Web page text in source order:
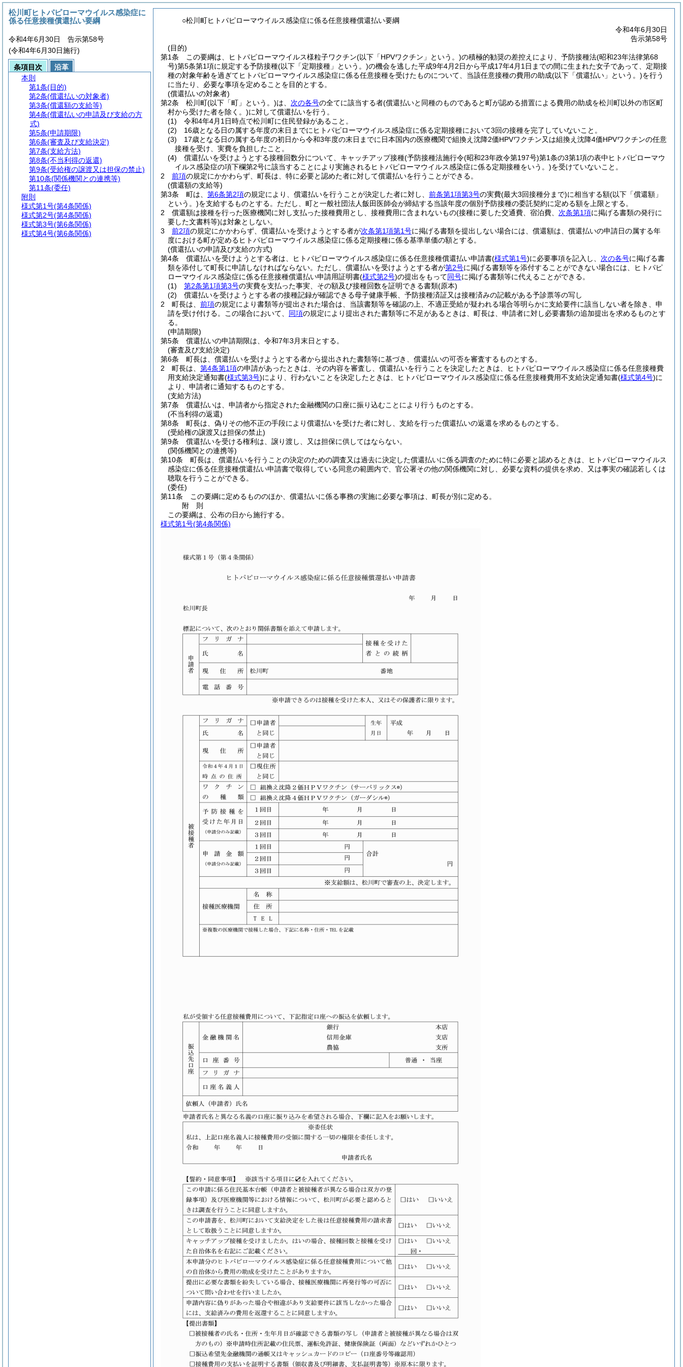
○松川町ヒトパピローマウイルス感染症に係る任意接種償還払い要綱
令和4年6月30日
告示第58号
(目的)
第1条
この要綱は、ヒトパピローマウイルス様粒子ワクチン(以下「HPVワクチン」という。)の積極的勧奨の差控えにより、予防接種法(昭和23年法律第68
号)第5条第1項に規定する予防接種(以下「定期接種」という。)の機会を逃した平成9年4月2日から平成17年4月1日までの間に生まれた女子であって、定期接
種の対象年齢を過ぎてヒトパピローマウイルス感染症に係る任意接種を受けたものについて、当該任意接種の費用の助成(以下「償還払い」という。)を行う
に当たり、必要な事項を定めることを目的とする。
(償還払いの対象者)
第2条
松川町(以下「町」という。)は、 次の各号の全てに該当する者(償還払いと同種のものであると町が認める措置による費用の助成を松川町以外の市区町
村から受けた者を除く。)に対して償還払いを行う。
(1)
令和4年4月1日時点で松川町に住民登録があること。
(2)
16歳となる日の属する年度の末日までにヒトパピローマウイルス感染症に係る定期接種において3回の接種を完了していないこと。
(3)
17歳となる日の属する年度の初日から令和3年度の末日までに日本国内の医療機関で組換え沈降2価HPVワクチン又は組換え沈降4価HPVワクチンの任意
接種を受け、実費を負担したこと。
(4)
償還払いを受けようとする接種回数分について、キャッチアップ接種(予防接種法施行令(昭和23年政令第197号)第1条の3第1項の表中ヒトパピローマウ
イルス感染症の項下欄第2号に該当することにより実施されるヒトパピローマウイルス感染症に係る定期接種をいう。)を受けていないこと。
2
前項の規定にかかわらず、町長は、特に必要と認めた者に対して償還払いを行うことができる。
(償還額の支給等)
第3条
町は、 第6条第2項の規定により、償還払いを行うことが決定した者に対し、 前条第1項第3号の実費(最大3回接種分まで)に相当する額(以下「償還額」
という。)を支給するものとする。 ただし、町と一般社団法人飯田医師会が締結する当該年度の個別予防接種の委託契約に定める額を上限とする。
2
償還額は接種を行った医療機関に対し支払った接種費用とし、接種費用に含まれないもの(接種に要した交通費、宿泊費、 次条第1項に掲げる書類の発行に
要した文書料等)は対象としない。
3
前2項の規定にかかわらず、償還払いを受けようとする者が次条第1項第1号に掲げる書類を提出しない場合には、償還額は、償還払いの申請日の属する年
度における町が定めるヒトパピローマウイルス感染症に係る定期接種に係る基準単価の額とする。
(償還払いの申請及び支給の方式)
第4条
償還払いを受けようとする者は、ヒトパピローマウイルス感染症に係る任意接種償還払い申請書(様式第1号)に必要事項を記入し、 次の各号に掲げる書
類を添付して町長に申請しなければならない。 ただし、償還払いを受けようとする者が第2号に掲げる書類等を添付することができない場合には、ヒトパピ
ローマウイルス感染症に係る任意接種償還払い申請用証明書(様式第2号)の提出をもって同号に掲げる書類等に代えることができる。
(1)
第2条第1項第3号の実費を支払った事実、その額及び接種回数を証明できる書類(原本)
(2)
償還払いを受けようとする者の接種記録が確認できる母子健康手帳、予防接種済証又は接種済みの記載がある予診票等の写し
2
町長は、 前項の規定により書類等が提出された場合は、当該書類等を確認の上、不適正受給が疑われる場合等明らかに支給要件に該当しない者を除き、申
請を受け付ける。
この場合において、 同項の規定により提出された書類等に不足があるときは、町長は、申請者に対し必要書類の追加提出を求めるものとす
る。
(申請期限)
第5条
償還払いの申請期限は、令和7年3月末日とする。
(審査及び支給決定)
第6条
町長は、償還払いを受けようとする者から提出された書類等に基づき、償還払いの可否を審査するものとする。
2
町長は、 第4条第1項の申請があったときは、その内容を審査し、償還払いを行うことを決定したときは、ヒトパピローマウイルス感染症に係る任意接種費
用支給決定通知書(様式第3号)により、行わないことを決定したときは、ヒトパピローマウイルス感染症に係る任意接種費用不支給決定通知書(様式第4号)に
より、申請者に通知するものとする。
(支給方法)
第7条
償還払いは、申請者から指定された金融機関の口座に振り込むことにより行うものとする。
(不当利得の返還)
第8条
町長は、偽りその他不正の手段により償還払いを受けた者に対し、支給を行った償還払いの返還を求めるものとする。
(受給権の譲渡又は担保の禁止)
第9条
償還払いを受ける権利は、譲り渡し、又は担保に供してはならない。
(関係機関との連携等)
第10条
町長は、償還払いを行うことの決定のための調査又は過去に決定した償還払いに係る調査のために特に必要と認めるときは、ヒトパピローマウイルス
感染症に係る任意接種償還払い申請書で取得している同意の範囲内で、官公署その他の関係機関に対し、必要な資料の提供を求め、又は事実の確認若しくは
聴取を行うことができる。
(委任)
第11条
この要綱に定めるもののほか、償還払いに係る事務の実施に必要な事項は、町長が別に定める。
附 則
この要綱は、公布の日から施行する。
様式第1号(第4条関係)
松川町ヒトパピローマウイルス感染症に
係る任意接種償還払い要綱
令和4年6月30日 告示第58号
(令和4年6月30日施行)
条項目次
沿革
本則
第1条(目的)
第2条(償還払いの対象者)
第3条(償還額の支給等)
第4条(償還払いの申請及び支給の方
式)
第5条(申請期限)
第6条(審査及び支給決定)
第7条(支給方法)
第8条(不当利得の返還)
第9条(受給権の譲渡又は担保の禁止)
第10条(関係機関との連携等)
第11条(委任)
附則
様式第1号(第4条関係)
様式第2号(第4条関係)
様式第3号(第6条関係)
様式第4号(第6条関係)